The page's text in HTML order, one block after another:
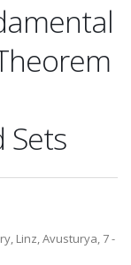
Sets
Linz, Avusturya, 7 -